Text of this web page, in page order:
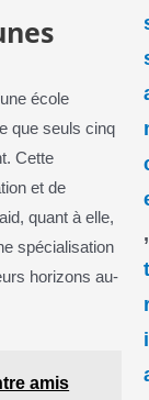
école
que seuls cinq
Cette
et de
quant à elle,
spécialisation
horizons au-
amis
,
i